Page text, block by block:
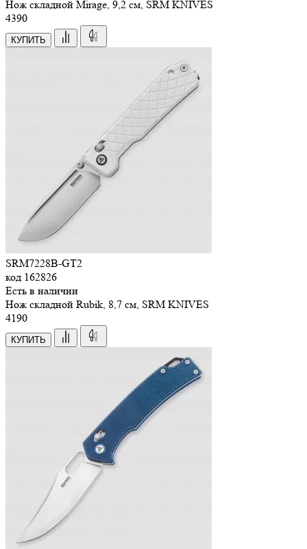
Нож складной Mirage, 9,2 см, SRM KNIVES
4390
КУПИТЬ
SRM7228B-GT2
код 162826
Есть в наличии
Нож складной Rubik, 8,7 см, SRM KNIVES
4190
КУПИТЬ